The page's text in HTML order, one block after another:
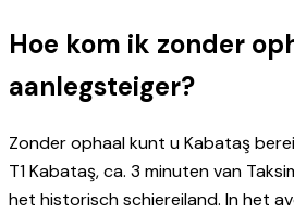
Hoe kom ik zonder
aanlegsteiger?
Zonder ophaal kunt u Kabataş
T1 Kabataş, ca. 3 minuten van
het historisch schiereiland. In het